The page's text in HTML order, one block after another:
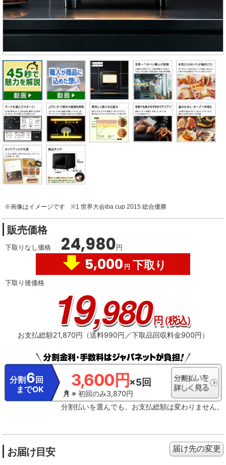
※画像はイメージです ※1 世界⼤会iba cup 2015 総合優勝
販売価格
下取りなし価格 24,980円
5,000 円 下取り
下取り後価格 19,980円（税込）
お支払総額21,870円（送料990円／下取品回収料金900円）
分割 6 回
までOK
3,600円×5回
※ 初回のみ3,870円
分割払いを選んでも、お支払総額は変わりません。
お届け目安
届け先の変更